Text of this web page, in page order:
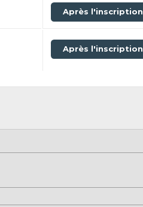
Après l'inscription
Après l'inscription